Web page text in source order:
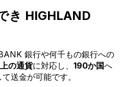
き HIGHLAND
銀行や何千もの銀行への
の通貨に対応し、 190か国へ
送金が可能です。